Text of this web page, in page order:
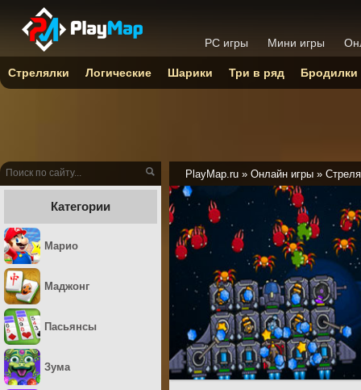
PlayMap.ru » Онлайн игры »
Категории
Марио
Маджонг
Пасьянсы
Зума
PC игры Мини игры
Стрелялки Логические Шарики Три в ряд Бродилки